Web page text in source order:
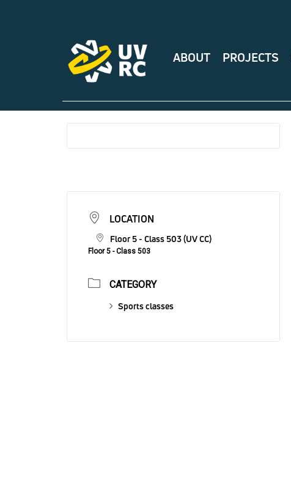
ABOUT PROJECTS
LOCATION
Floor 5 - Class 503 (UV CC)
Floor 5 - Class 503
CATEGORY
Sports classes